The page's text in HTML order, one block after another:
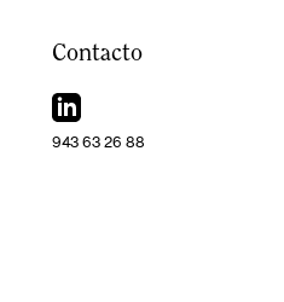
Contacto
943 63 26 88